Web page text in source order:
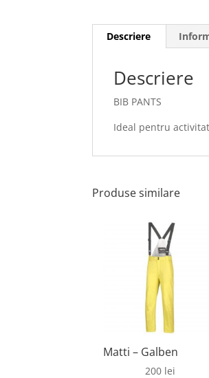
Descriere
Descriere
BIB PANTS
Ideal pentru
Produse similare
Matti – Galben
200 lei